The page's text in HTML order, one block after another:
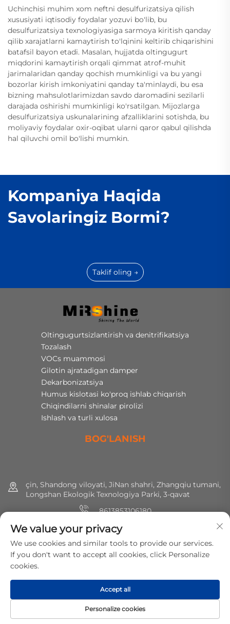
Uchinchisi muhim xom neftni desulfurizatsiya qilish
xususiyati iqtisodiy foydalar yozuvi bo'lib, bu
desulfurizatsiya texnologiyasiga sarmoya kiritish qanday
qilib xarajatlarni kamaytirish to'lqinini keltirib chiqarishini
batafsil bayon etadi. Masalan, hujjatda oltingugurt
miqdorini kamaytirish orqali qimmat atrof-muhit
jarimalaridan qanday qochish mumkinligi va bu yangi
bozorlar kirish imkoniyatini qanday ta'minlaydi, bu esa
bizning mahsulotlarimizdan savdo daromadini sezilarli
darajada oshirishi mumkinligi ko'rsatilgan. Mijozlarga
desulfurizatsiya uskunalarining afzalliklarini sotishda, bu
moliyaviy foydalar oxir-oqibat ularni qaror qabul qilishda
hal qiluvchi omil bo'lishi mumkin.
Kompaniya Haqida
Savolaringiz Bormi?
Taklif oling →
Oltingugurtsizlantirish va denitrifikatsiya
Tozalash
VOCs muammosi
Gilotin ajratadigan damper
Dekarbonizatsiya
Humus kislotasi ko'proq ishlab chiqarish
Chiqindilarni shinalar pirolizi
Ishlash va turli xulosa
BOG'LANISH
çin, Shandong viloyati, JiNan shahri, Zhangqiu tumani,
Longshan Ekologik Texnologiya Parki, 3-qavat
8613853106180
+86 (0) 531 8891 0288
[email protected]
Huquqlar hammasi saqlangan © 2025 MirShine Environmental
Protection Technology Co., Ltd. Maxfiylik siyosati
We value your privacy
We use cookies and similar tools to provide our services.
If you don't want to accept all cookies, click Personalize
cookies.
Personalize cookies
Accept all